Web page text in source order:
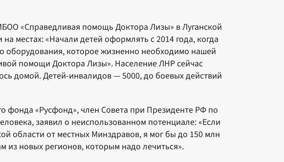
«Справедливая помощь Доктора Лизы» в Луганской
местах: «Начали детей оформлять с 2014 года, когда
оборудования, которое жизненно необходимо нашей
помощи Доктора Лизы». Население ЛНР сейчас
домой. Детей-инвалидов — 5000, до боевых действий
фонда «Русфонд», член Совета при Президенте РФ по
заявил о неиспользованном потенциале: «Если
области от местных Минздравов, я мог бы до 150 млн
из новых регионов, которым надо лечиться».